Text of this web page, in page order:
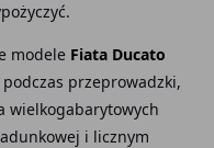
modele Fiata Ducato
przeprowadzki,
wielkogabarytowych
i licznym